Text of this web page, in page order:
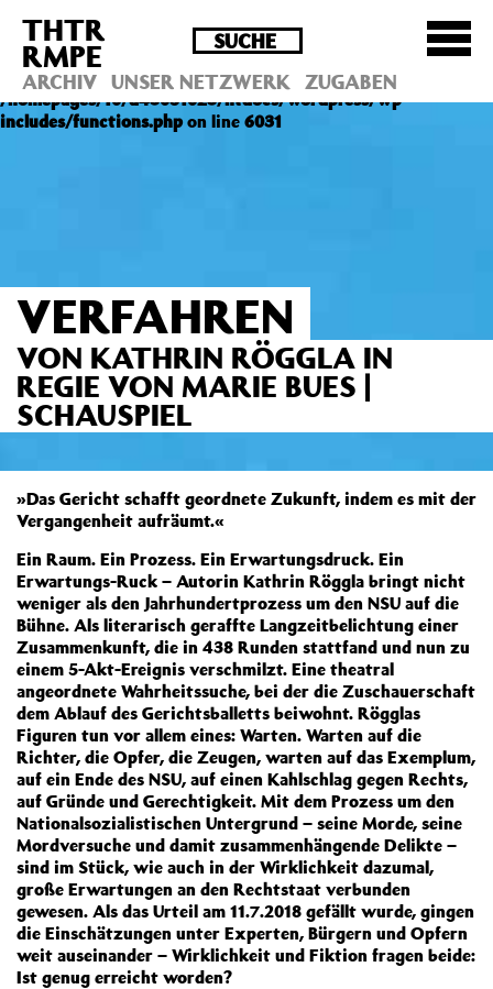
Deprecated : Die Funktion post_permalink ist seit
Version 4.4.0 veraltet! Verwende stattdessen
get_permalink(). in
/homepages/10/d43051023/htdocs/wordpress/wp-
includes/functions.phpon line 6031
THTR
RMPE
ARCHIV UNSER NETZWERK ZUGABEN
VERFAHREN
VON KATHRIN RÖGGLA IN
REGIE VON MARIE BUES |
SCHAUSPIEL
»Das Gericht schafft geordnete Zukunft, indem es mit der
Vergangenheit aufräumt.«
Ein Raum. Ein Prozess. Ein Erwartungsdruck. Ein
Erwartungs-Ruck – Autorin Kathrin Röggla bringt nicht
weniger als den Jahrhundertprozess um den NSU auf die
Bühne. Als literarisch geraffte Langzeitbelichtung einer
Zusammenkunft, die in 438 Runden stattfand und nun zu
einem 5-Akt-Ereignis verschmilzt. Eine theatral
angeordnete Wahrheitssuche, bei der die Zuschauerschaft
dem Ablauf des Gerichtsballetts beiwohnt. Rögglas
Figuren tun vor allem eines: Warten. Warten auf die
Richter, die Opfer, die Zeugen, warten auf das Exemplum,
auf ein Ende des NSU, auf einen Kahlschlag gegen Rechts,
auf Gründe und Gerechtigkeit. Mit dem Prozess um den
Nationalsozialistischen Untergrund – seine Morde, seine
Mordversuche und damit zusammenhängende Delikte –
sind im Stück, wie auch in der Wirklichkeit dazumal,
große Erwartungen an den Rechtstaat verbunden
gewesen. Als das Urteil am 11.7.2018 gefällt wurde, gingen
die Einschätzungen unter Experten, Bürgern und Opfern
weit auseinander – Wirklichkeit und Fiktion fragen beide:
Ist genug erreicht worden?